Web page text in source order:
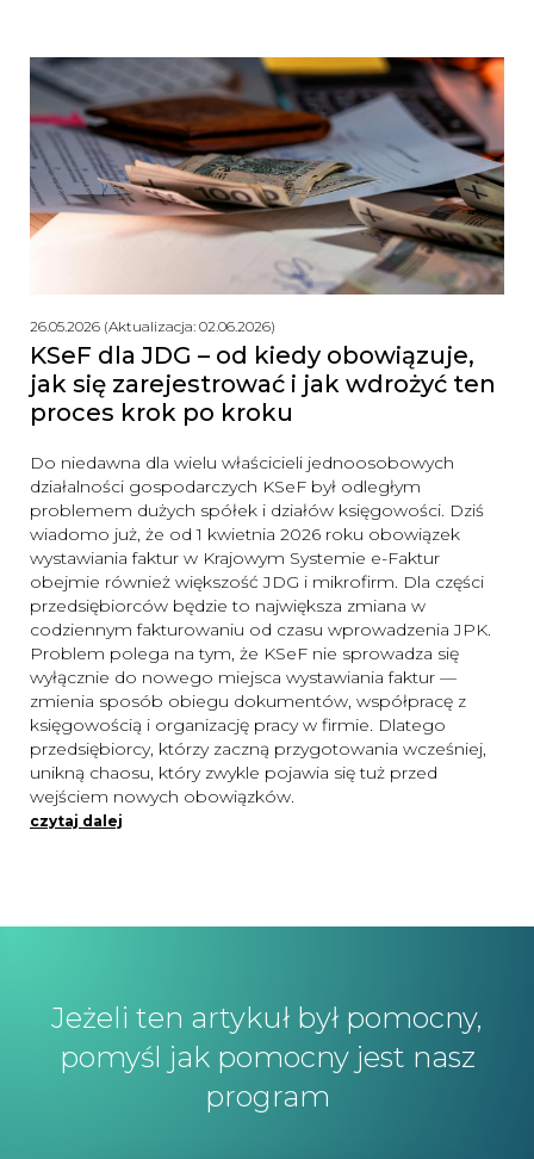
26.05.2026 (Aktualizacja: 02.06.2026)
KSeF dla JDG – od kiedy obowiązuje,
jak się zarejestrować i jak wdrożyć ten
proces krok po kroku
Do niedawna dla wielu właścicieli jednoosobowych
działalności gospodarczych KSeF był odległym
problemem dużych spółek i działów księgowości. Dziś
wiadomo już, że od 1 kwietnia 2026 roku obowiązek
wystawiania faktur w Krajowym Systemie e-Faktur
obejmie również większość JDG i mikrofirm. Dla części
przedsiębiorców będzie to największa zmiana w
codziennym fakturowaniu od czasu wprowadzenia JPK.
Problem polega na tym, że KSeF nie sprowadza się
wyłącznie do nowego miejsca wystawiania faktur —
zmienia sposób obiegu dokumentów, współpracę z
księgowością i organizację pracy w firmie. Dlatego
przedsiębiorcy, którzy zaczną przygotowania wcześniej,
unikną chaosu, który zwykle pojawia się tuż przed
wejściem nowych obowiązków.
czytaj dalej
Jeżeli ten artykuł był pomocny,
pomyśl jak pomocny jest nasz
program